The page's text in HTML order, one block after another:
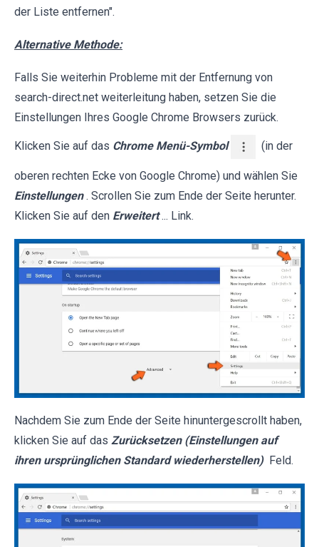
der Liste entfernen".
Alternative Methode:
Falls Sie weiterhin Probleme mit der Entfernung von
search-direct.net weiterleitung haben, setzen Sie die
Einstellungen Ihres Google Chrome Browsers zurück.
Klicken Sie auf das Chrome Menü-Symbol (in der
oberen rechten Ecke von Google Chrome) und wählen Sie
Einstellungen . Scrollen Sie zum Ende der Seite herunter.
Klicken Sie auf den Erweitert ... Link.
Nachdem Sie zum Ende der Seite hinuntergescrollt haben,
klicken Sie auf das Zurücksetzen (Einstellungen auf
ihren ursprünglichen Standard wiederherstellen) Feld.